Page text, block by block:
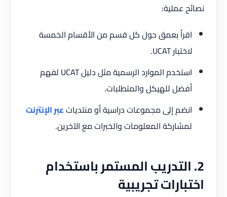
نصائح عملية:
اقرأ بعمق حول كل قسم من الأقسام الخمسة
لاختبار UCAT.
استخدم الموارد الرسمية مثل دليل UCAT لفهم
أفضل للهيكل والمتطلبات.
انضم إلى مجموعات دراسية أو منتدياتعبر الإنترنت
لمشاركة المعلومات والخبرات مع الآخرين.
2. التدريب المستمر باستخدام
اختبارات تجريبية